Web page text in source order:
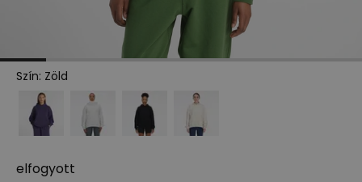
Szín: Zöld
elfogyott